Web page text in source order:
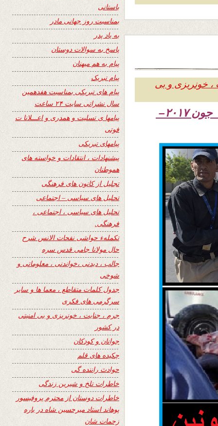
، خونریزی و بی
۱۳۹۶ – ۱۱ جون ۲۰۱۷–
باستانی
بمناسبت روز جهانی مادر
به یاد پدر
پاسخ به سوالات دوستان
پیام به هم میهنان
پیام تبریک
پیام های تبریکی بمناسبت هفدهمین
سال نشراتی سایت ۲۴ ساعت
پیامها ی تسلیت و همدری و اعـــلانا ت
فوتی
پیامهای تبریکی
پیشنهادات ، انتقادات و خواسته های
هموطنان
تجلیل از کانون های فرهنگی
تحلیل های سیاسی – اجتماعی
تحلیل های سیاسی ، اجتماعی ،
فرهنگی.
تکملهء حواشی نفحات الانس شرح
حال مولانا جامی قدس سره
جالب ، دیدنی ،خواندنی ، معلوماتی و
شوخی
جدول کلمات متقاطع ، معما ها و سایر
سرگرمی های فکری
جرم ، جنایت ، خونریزی و بی امنیتی
در کشور
جوانان و کودکان
چکیده های قلم
حوادث راننده گی
خاطرات تلخ و شیرین زندگی
خاطرات دوستان از محترم پروفیسور
پوهاند استاد میرحسین شاه در باره
زحمات شان